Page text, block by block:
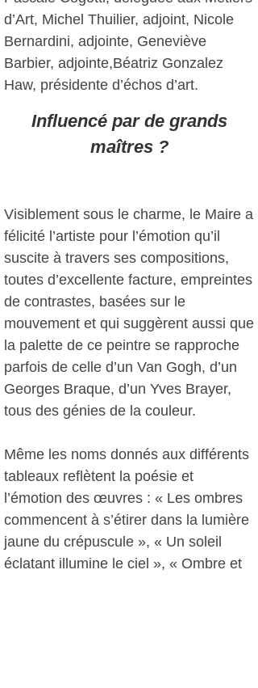
d’Art, Michel Thuilier, adjoint, Nicole
Bernardini, adjointe, Geneviève
Barbier, adjointe,Béatriz Gonzalez
Haw, présidente d’échos d’art.
Influencé par de grands
maîtres ?
Visiblement sous le charme, le Maire a
félicité l’artiste pour l’émotion qu’il
suscite à travers ses compositions,
toutes d’excellente facture, empreintes
de contrastes, basées sur le
mouvement et qui suggèrent aussi que
la palette de ce peintre se rapproche
parfois de celle d’un Van Gogh, d’un
Georges Braque, d’un Yves Brayer,
tous des génies de la couleur.
Même les noms donnés aux différents
tableaux reflètent la poésie et
l’émotion des œuvres : « Les ombres
commencent à s’étirer dans la lumière
jaune du crépuscule », « Un soleil
éclatant illumine le ciel », « Ombre et